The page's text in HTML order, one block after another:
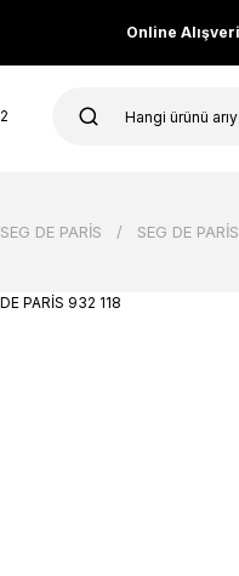
Online
SEG DE PARİS SEG DE